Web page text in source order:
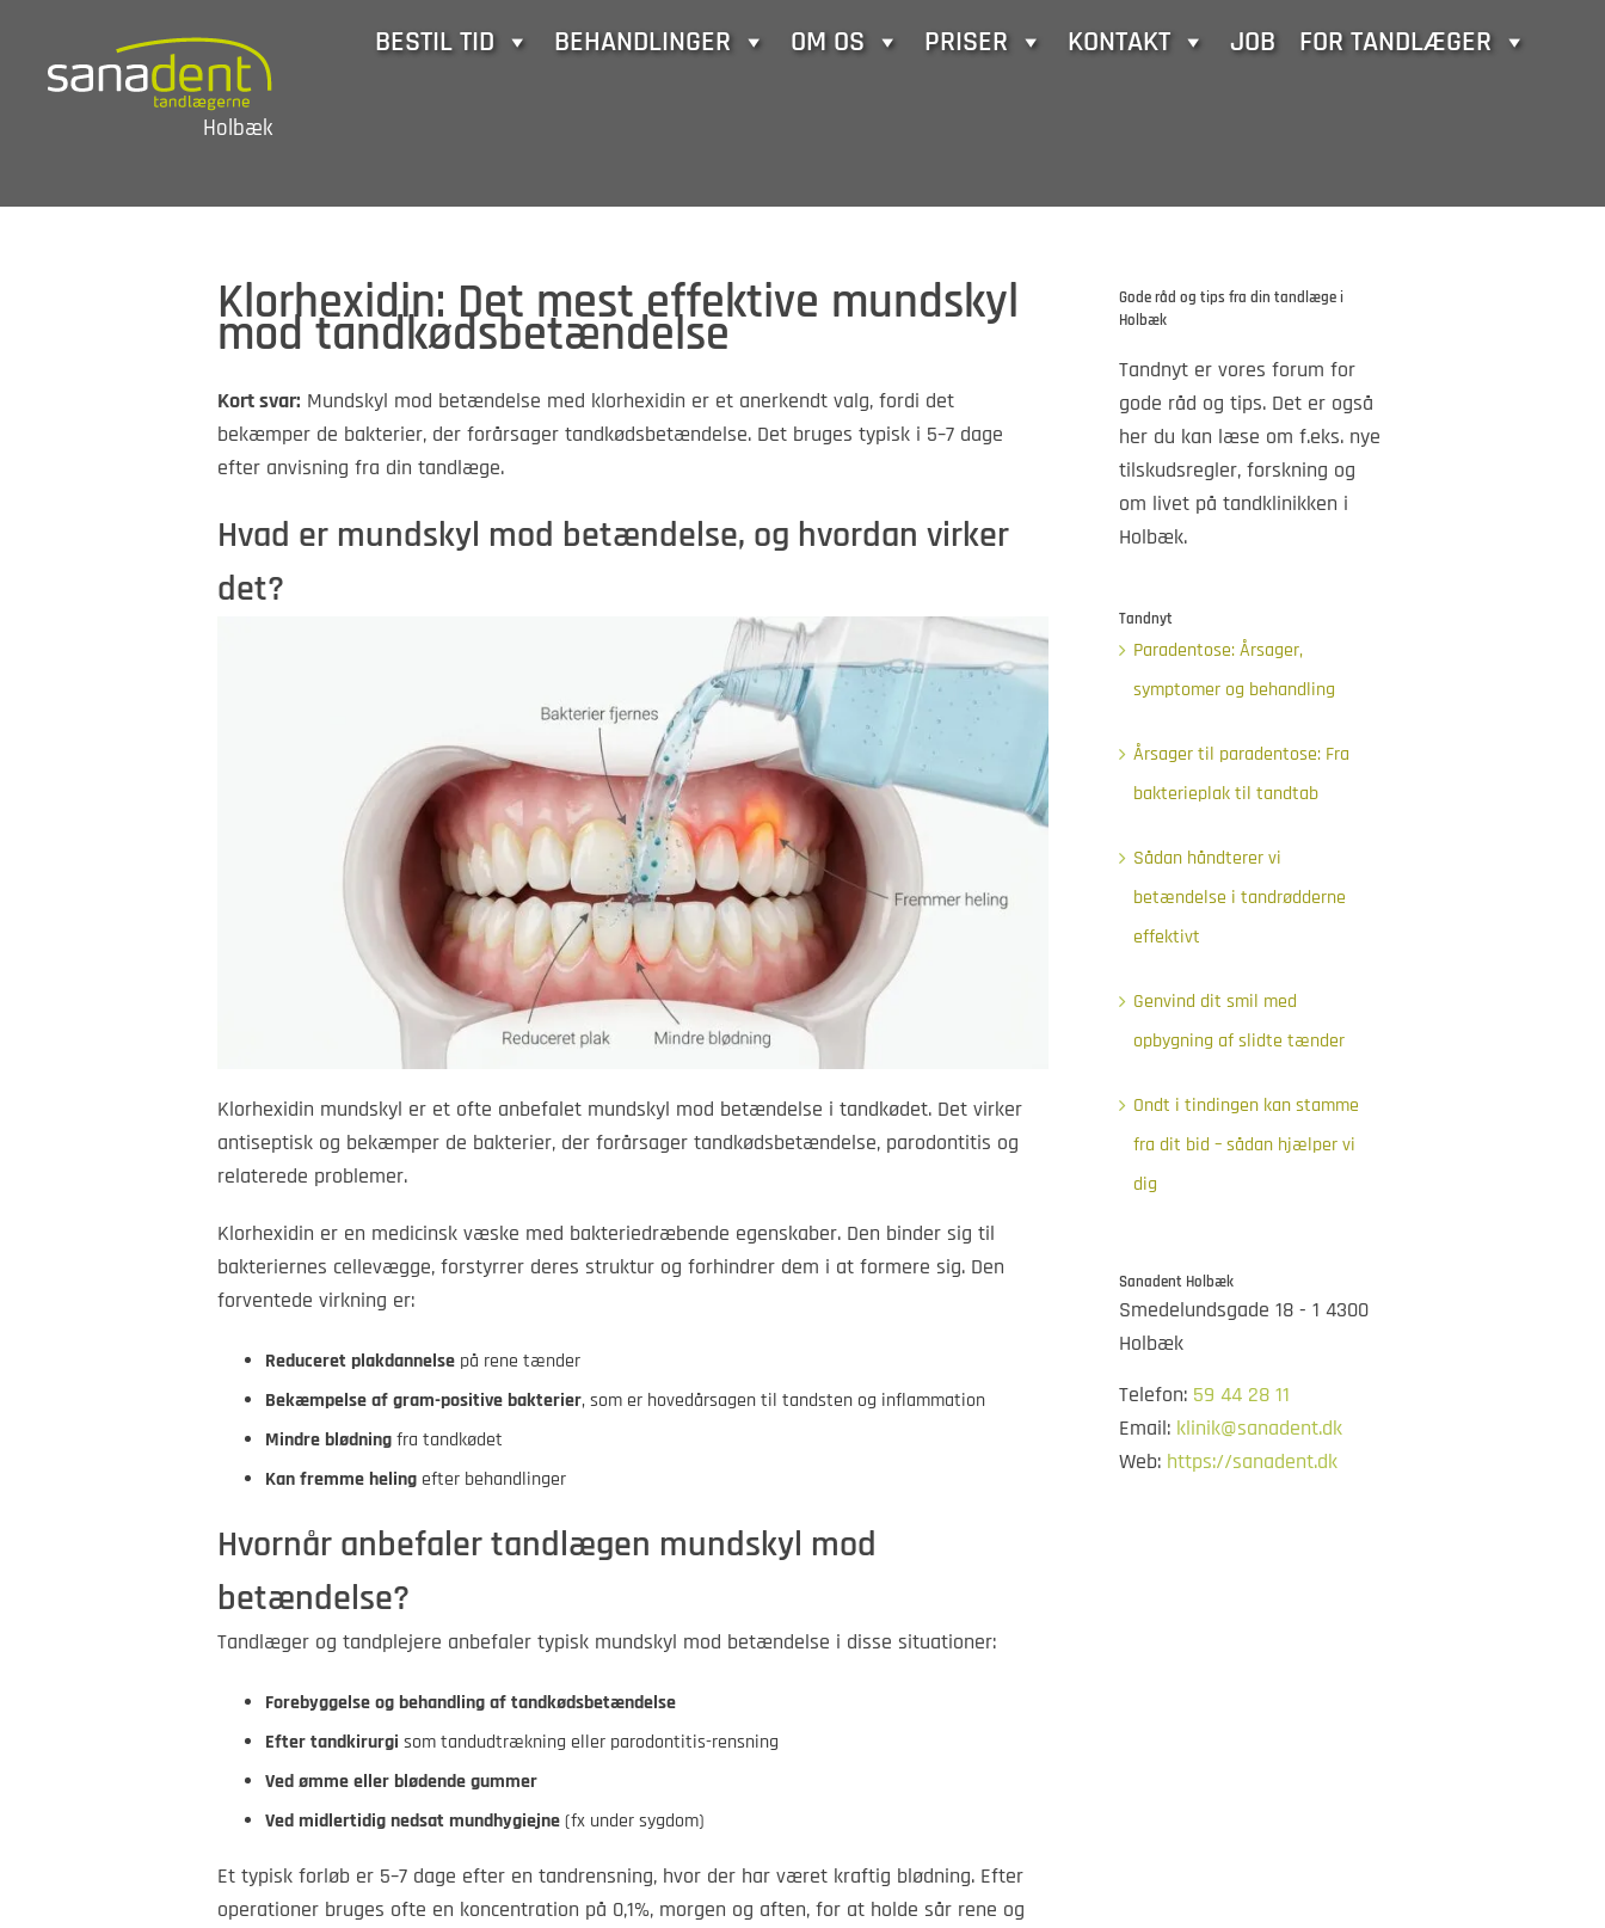
content
Holbæk
BESTIL TID BEHANDLINGER OM OS PRISER KONTAKT JOB FOR TANDLÆGER
Klorhexidin: Det mest effektive mundskyl
mod tandkødsbetændelse
Kort svar: Mundskyl mod betændelse med klorhexidin er et anerkendt valg, fordi det
bekæmper de bakterier, der forårsager tandkødsbetændelse. Det bruges typisk i 5–7 dage
efter anvisning fra din tandlæge.
Hvad er mundskyl mod betændelse, og hvordan virker
det?
Klorhexidin mundskyl er et ofte anbefalet mundskyl mod betændelse i tandkødet. Det virker
antiseptisk og bekæmper de bakterier, der forårsager tandkødsbetændelse, parodontitis og
relaterede problemer.
Klorhexidin er en medicinsk væske med bakteriedræbende egenskaber. Den binder sig til
bakteriernes cellevægge, forstyrrer deres struktur og forhindrer dem i at formere sig. Den
forventede virkning er:
Reduceret plakdannelsepå rene tænder
Bekæmpelse af gram-positive bakterier, som er hovedårsagen til tandsten og inflammation
Mindre blødningfra tandkødet
Kan fremme helingefter behandlinger
Hvornår anbefaler tandlægen mundskyl mod
betændelse?
Tandlæger og tandplejere anbefaler typisk mundskyl mod betændelse i disse situationer:
Forebyggelse og behandling af tandkødsbetændelse
Efter tandkirurgi som tandudtrækning eller parodontitis-rensning
Ved ømme eller blødende gummer
Ved midlertidig nedsat mundhygiejne(fx under sygdom)
Et typisk forløb er 5–7 dage efter en tandrensning, hvor der har været kraftig blødning. Efter
operationer bruges ofte en koncentration på 0,1%, morgen og aften, for at holde sår rene og
Gode råd og tips fra din tandlæge i
Holbæk
Tandnyt er vores forum for
gode råd og tips. Det er også
her du kan læse om f.eks. nye
tilskudsregler, forskning og
om livet på tandklinikken i
Holbæk.
Tandnyt
Paradentose: Årsager,
symptomer og behandling
Årsager til paradentose: Fra
bakterieplak til tandtab
Sådan håndterer vi
betændelse i tandrødderne
effektivt
Genvind dit smil med
opbygning af slidte tænder
Ondt i tindingen kan stamme
fra dit bid – sådan hjælper vi
dig
Sanadent Holbæk
Smedelundsgade 18 - 1 4300
Holbæk
Telefon: 59 44 28 11
Email: klinik@sanadent.dk
Web: https://sanadent.dk